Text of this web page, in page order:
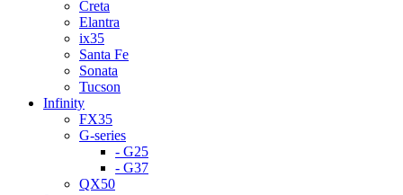
Creta
Elantra
ix35
Santa Fe
Sonata
Tucson
Infinity
FX35
G-series
- G25
- G37
QX50